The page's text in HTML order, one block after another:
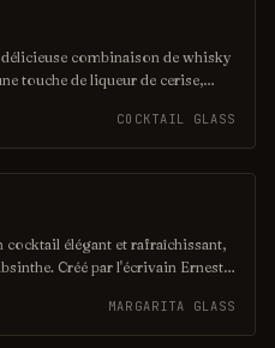
combinaison de whisky
touche de liqueur de cerise,
les paysages pittoresques des
est parfait pour ceux
unique et raffinée.
COCKTAIL GLASS
cocktail élégant et rafraîchissant,
Créé par l'écrivain Ernest
qui cherchent une expérience
et son arôme complexe en font
MARGARITA GLASS